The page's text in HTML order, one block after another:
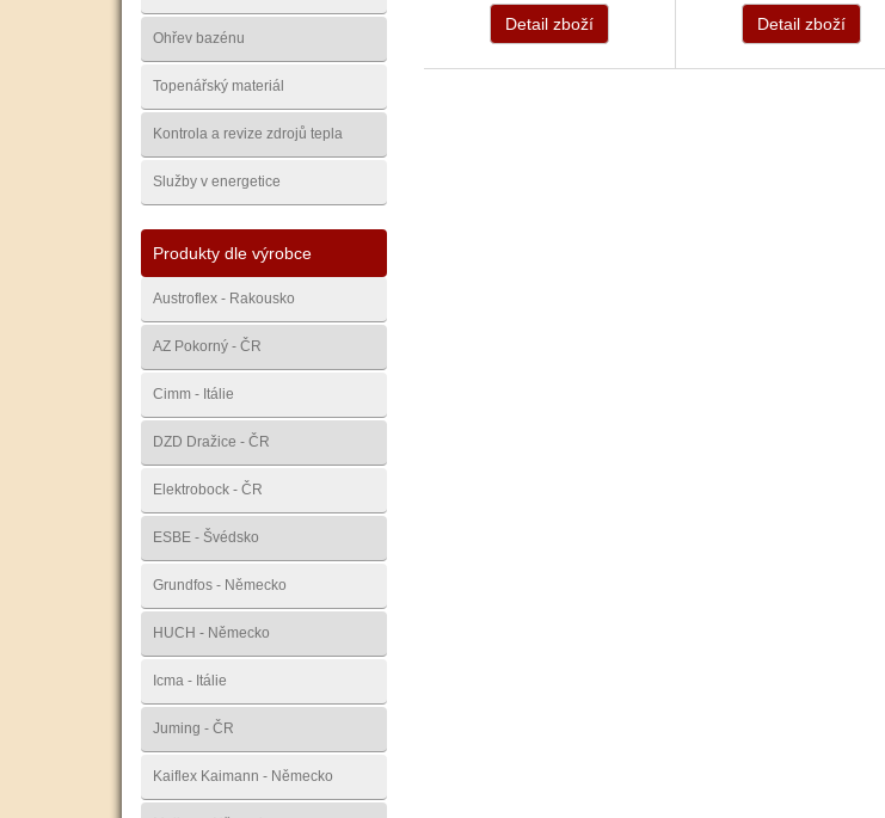
Ohřev bazénu
Topenářský materiál
Kontrola a revize zdrojů tepla
Služby v energetice
Produkty dle výrobce
Austroflex - Rakousko
AZ Pokorný - ČR
Cimm - Itálie
DZD Dražice - ČR
Elektrobock - ČR
ESBE - Švédsko
Grundfos - Německo
HUCH - Německo
Icma - Itálie
Juming - ČR
Kaiflex Kaimann - Německo
Detail zboží Detail zboží